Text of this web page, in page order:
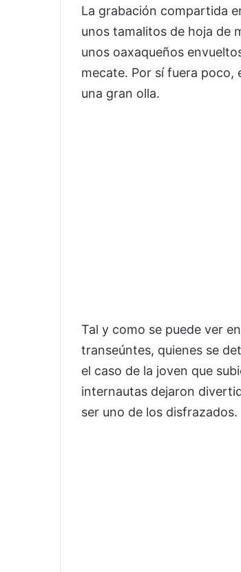
La grabación compartida
unos tamalitos de hoja de
unos oaxaqueños
mecate. Por sí fuera poco,
una gran olla.
Tal y como se puede ver
transeúntes, quienes se
el caso de la joven que
internautas dejaron
ser uno de los disfrazados.